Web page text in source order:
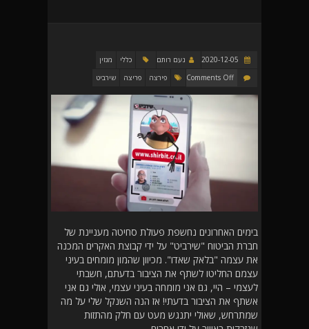
נעם רותם כללי
מגזין
Comments Off
פירצה פריצה שירביט
בימים האחרונים נחשפת פעולת סחיטה מעניינת של
חברת הביטוח "שירביט" על ידי קבוצת האקרים המכנה
את עצמה "בלאק שאדו". מכיוון שהמון מומחים בעיני
עצמם החליטו לשתף את הציבור בדעתם, חשבתי
לעצמי – היי, גם אני מומחה בעיני עצמי, אולי גם אני
אשתף את הציבור בדעתי! אז הנה השנקל שלי על מה
שמתרחש, שאולי יתנגש מעט עם חלק מהתזות